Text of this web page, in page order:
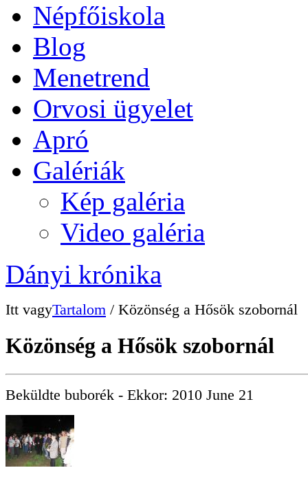
Népfőiskola
Blog
Menetrend
Orvosi ügyelet
Apró
Galériák
Kép galéria
Video galéria
Dányi krónika
Itt vagyTartalom / Közönség a Hősök szobornál
Közönség a Hősök szobornál
Beküldte buborék - Ekkor: 2010 June 21